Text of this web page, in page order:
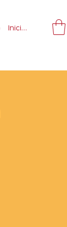
Inicia sesión